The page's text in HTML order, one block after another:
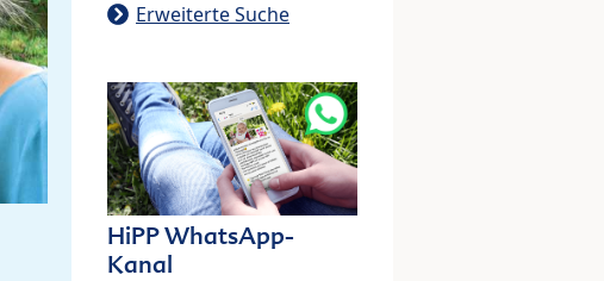
Erweiterte Suche
HiPP WhatsApp-
Kanal